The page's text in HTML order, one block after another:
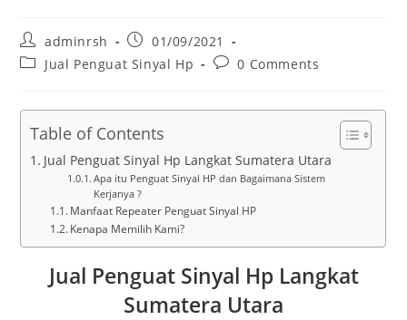
Post
author:
adminrsh
Post
published:
01/09/2021
PostJual Penguat Sinyal Hp
Post0 Comments
Table of Contents
Jual Penguat Sinyal Hp Langkat Sumatera Utara
Apa itu Penguat Sinyal HP dan Bagaimana Sistem
Kerjanya ?
Manfaat Repeater Penguat Sinyal HP
Kenapa Memilih Kami?
Jual Penguat Sinyal Hp Langkat
Sumatera Utara